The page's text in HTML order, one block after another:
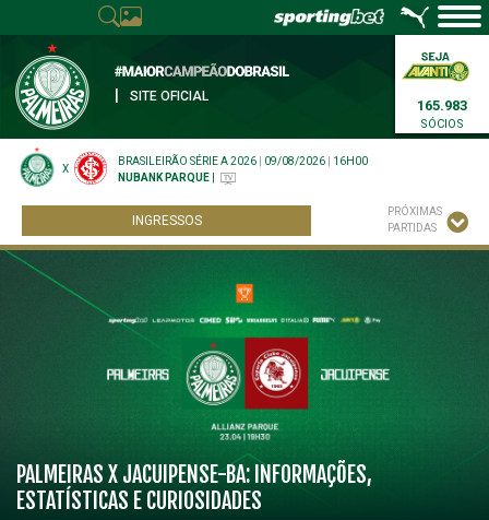
SITE OFICIAL
165.983
SÓCIOS
X
BRASILEIRÃO SÉRIE A 2026 09/08/2026
16H00
NUBANK PARQUE
INGRESSOS
PRÓXIMAS
PARTIDAS
PALMEIRAS X JACUIPENSE-BA: INFORMAÇÕES,
ESTATÍSTICAS E CURIOSIDADES